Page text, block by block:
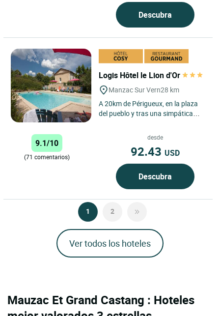
Descubra
Logis Hôtel le Lion d'Or
Manzac Sur Vern28 km
A 20km de Périgueux, en la plaza
del pueblo y tras una simpática
luminoso y la terraza con...
9.1/10
(71 comentarios)
desde
92.43 USD
Descubra
1 2
Ver todos los hoteles
Mauzac Et Grand Castang : Hoteles